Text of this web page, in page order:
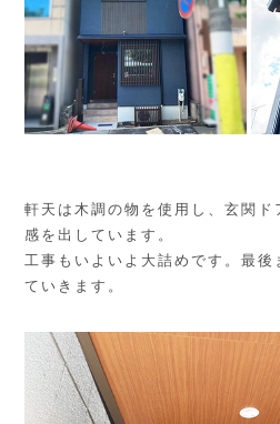
軒天は木調の物を使用し、玄関ド
感を出しています。
工事もいよいよ大詰めです。最後
ていきます。